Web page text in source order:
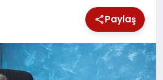
Paylaş